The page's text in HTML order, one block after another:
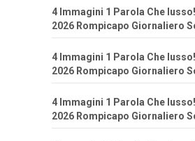
4 Immagini 1 Parola Che
2026 Rompicapo Giornaliero
4 Immagini 1 Parola Che
2026 Rompicapo Giornaliero
4 Immagini 1 Parola Che
2026 Rompicapo Giornaliero